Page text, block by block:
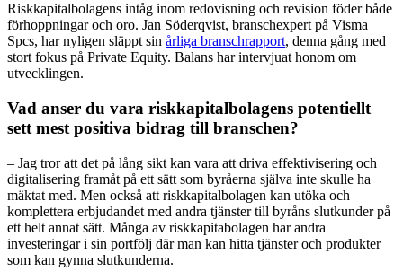
Riskkapitalbolagens intåg inom redovisning och revision föder både
förhoppningar och oro. Jan Söderqvist, branschexpert på Visma
Spcs, har nyligen släppt sin årliga branschrapport, denna gång med
stort fokus på Private Equity. Balans har intervjuat honom om
utvecklingen.
Vad anser du vara riskkapitalbolagens potentiellt
sett mest positiva bidrag till branschen?
– Jag tror att det på lång sikt kan vara att driva effektivisering och
digitalisering framåt på ett sätt som byråerna själva inte skulle ha
mäktat med. Men också att riskkapitalbolagen kan utöka och
komplettera erbjudandet med andra tjänster till byråns slutkunder på
ett helt annat sätt. Många av riskkapitabolagen har andra
investeringar i sin portfölj där man kan hitta tjänster och produkter
som kan gynna slutkunderna.